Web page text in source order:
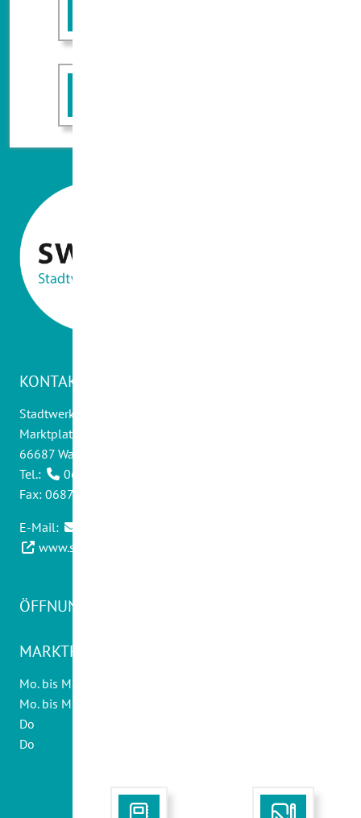
KONTAKT
Stadtwerke Wadern GmbH
Marktplatz 14
66687 Wadern
Tel.:
06871 - 9012 0
Fax: 06871 - 9012 30
E-Mail:
www.stadtwerke-wadern.de
ÖFFNUNGSZEITEN KUNDENCENTER
MARKTPLATZ 20:
Mo. bis Mi., Fr
Mo. bis Mi.
Do
Do